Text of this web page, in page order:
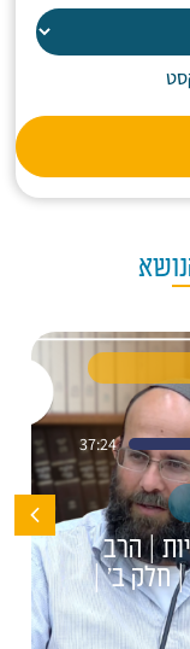
37:24
| הרב
| חלק ב' |